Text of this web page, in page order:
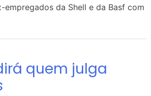
da Shell e da Basf com
quem julga